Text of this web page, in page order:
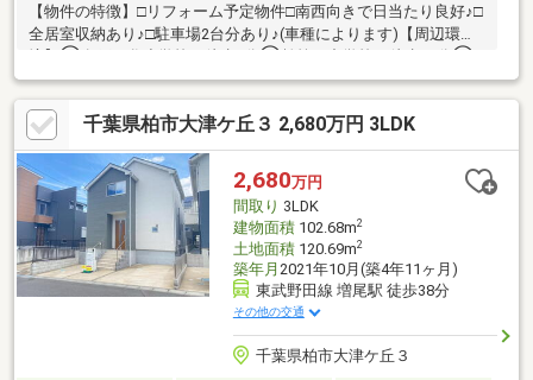
【物件の特徴】□リフォーム予定物件□南西向きで日当たり良好♪□
全居室収納あり♪□駐車場2台分あり♪(車種によります)【周辺環
吉田幼稚園：徒歩12分◯名戸ケ谷保育園：徒歩9分◯カスミフー
ドスクエア柏千代田店：徒歩19分◯セブンイレブン柏関場町店：
徒歩10分◯マツモトキヨシ柏千代田店：徒歩18分◯亀甲台内
科：徒歩10分
千葉県柏市大津ケ丘３ 2,680万円 3LDK
2,680万円
間取り 3LDK
建物面積102.68m2
土地面積120.69m2
築年月 2021年10月(築4年11ヶ月)
東武野田線 増尾駅 徒歩38分
その他の交通
千葉県柏市大津ケ丘３